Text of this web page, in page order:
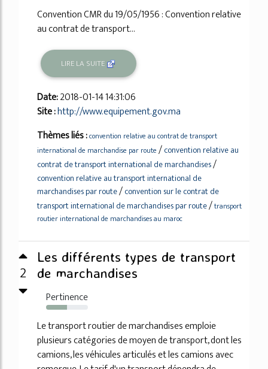
Convention CMR du 19/05/1956 : Convention relative
au contrat de transport...
LIRE LA SUITE
Date:2018-01-14 14:31:06
Site :http://www.equipement.gov.ma
Thèmes liés :convention relative au contrat de transport
international de marchandise par route /convention relative au
contrat de transport international de marchandises/
convention relative au transport international de
marchandises par route/convention sur le contrat de
transport international de marchandises par route/transport
routier international de marchandises au maroc
2
Les différents types de transport
de marchandises
Pertinence
50%
Le transport routier de marchandises emploie
plusieurs catégories de moyen de transport, dont les
camions, les véhicules articulés et les camions avec